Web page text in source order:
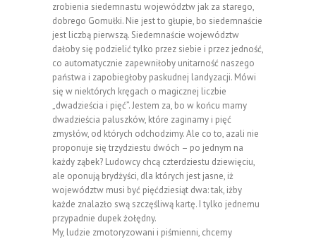
zrobienia siedemnastu województw jak za starego,
dobrego Gomułki. Nie jest to głupie, bo siedemnaście
jest liczbą pierwszą. Siedemnaście województw
dałoby się podzielić tylko przez siebie i przez jedność,
co automatycznie zapewniłoby unitarność naszego
państwa i zapobiegłoby paskudnej landyzacji. Mówi
się w niektórych kręgach o magicznej liczbie
„dwadzieścia i pięć”. Jestem za, bo w końcu mamy
dwadzieścia paluszków, które zaginamy i pięć
zmysłów, od których odchodzimy. Ale co to, azali nie
proponuje się trzydziestu dwóch – po jednym na
każdy ząbek? Ludowcy chcą czterdziestu dziewięciu,
ale oponują brydżyści, dla których jest jasne, iż
województw musi być pięćdziesiąt dwa: tak, iżby
każde znalazło swą szczęśliwą kartę. I tylko jednemu
przypadnie dupek żołędny.
My, ludzie zmotoryzowani i piśmienni, chcemy